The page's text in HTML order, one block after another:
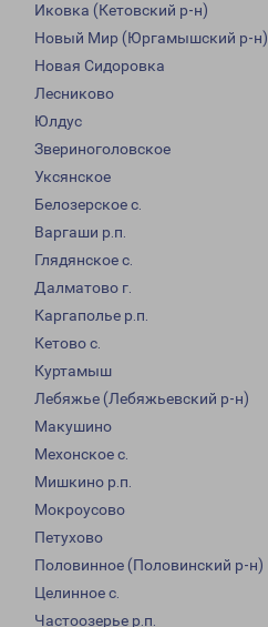
Иковка (Кетовский р-н)
Новый Мир (Юргамышский р-н)
Новая Сидоровка
Лесниково
Юлдус
Звериноголовское
Уксянское
Белозерское с.
Варгаши р.п.
Глядянское с.
Далматово г.
Каргаполье р.п.
Кетово с.
Куртамыш
Лебяжье (Лебяжьевский р-н)
Макушино
Мехонское с.
Мишкино р.п.
Мокроусово
Петухово
Половинное (Половинский р-н)
Целинное с.
Частоозерье р.п.